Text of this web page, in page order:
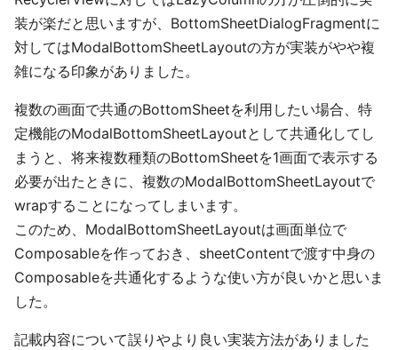
装が楽だと思いますが、BottomSheetDialogFragmentに
対してはModalBottomSheetLayoutの方が実装がやや複
雑になる印象がありました。
複数の画面で共通のBottomSheetを利用したい場合、特
定機能のModalBottomSheetLayoutとして共通化してし
まうと、将来複数種類のBottomSheetを1画面で表示する
必要が出たときに、複数のModalBottomSheetLayoutで
wrapすることになってしまいます。
このため、ModalBottomSheetLayoutは画面単位で
Composableを作っておき、sheetContentで渡す中身の
Composableを共通化するような使い方が良いかと思いま
した。
記載内容について誤りやより良い実装方法がありました